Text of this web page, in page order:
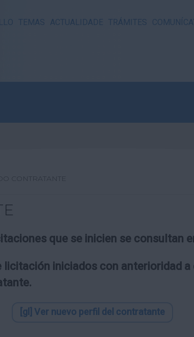
TEMAS ACTUALIDADE TRÁMITES
CONTRATANTE
que se inicien se consultan
iniciados con anterioridad
[gl] Ver nuevo perfil del contratante